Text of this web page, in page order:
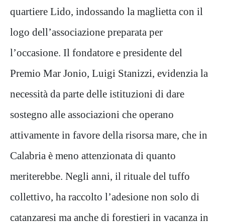
quartiere Lido, indossando la maglietta con il
logo dell’associazione preparata per
l’occasione. Il fondatore e presidente del
Premio Mar Jonio, Luigi Stanizzi, evidenzia la
necessità da parte delle istituzioni di dare
sostegno alle associazioni che operano
attivamente in favore della risorsa mare, che in
Calabria è meno attenzionata di quanto
meriterebbe. Negli anni, il rituale del tuffo
collettivo, ha raccolto l’adesione non solo di
catanzaresi ma anche di forestieri in vacanza in